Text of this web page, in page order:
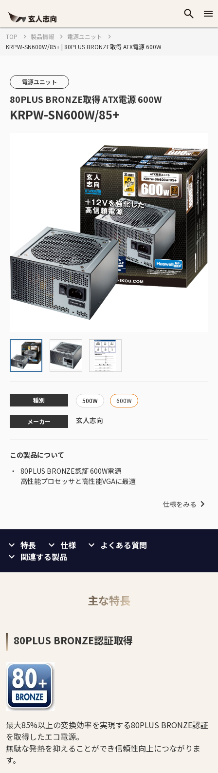
TOP 製品情報
電源ユニット
KRPW-SN600W/85+ | 80PLUS BRONZE取得 ATX電源 600W
電源ユニット
80PLUS BRONZE取得 ATX電源 600W
KRPW-SN600W/85+
種別 500W 600W
メーカー 玄人志向
この製品について
80PLUS BRONZE認証 600W電源
高性能プロセッサと高性能VGAに最適
仕様をみる
特長 仕様
よくある質問
関連する製品
主な特長
80PLUS BRONZE認証取得
最大85%以上の変換効率を実現する80PLUS BRONZE認証
を取得したエコ電源。
無駄な発熱を抑えることができ信頼性向上につながりま
す。